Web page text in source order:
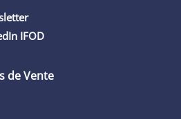
IFOD
de Vente